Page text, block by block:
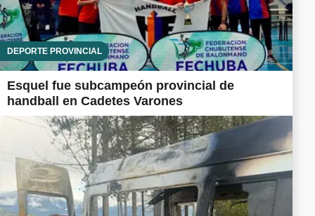
DEPORTE PROVINCIAL
Esquel fue subcampeón provincial de
handball en Cadetes Varones